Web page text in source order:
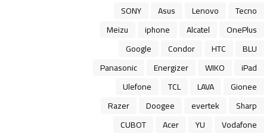
Tecno
Lenovo
Asus
SONY
OnePlus
Alcatel
iphone
Meizu
BLU
HTC
Condor
Google
iPad
WIKO
Energizer
Panasonic
Gionee
LAVA
TCL
Ulefone
Sharp
evertek
Doogee
Razer
Vodafone
YU
Acer
CUBOT